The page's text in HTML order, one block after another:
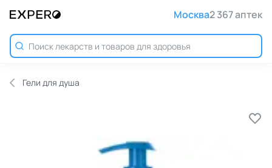
Москва2 367 аптек
Гели для душа